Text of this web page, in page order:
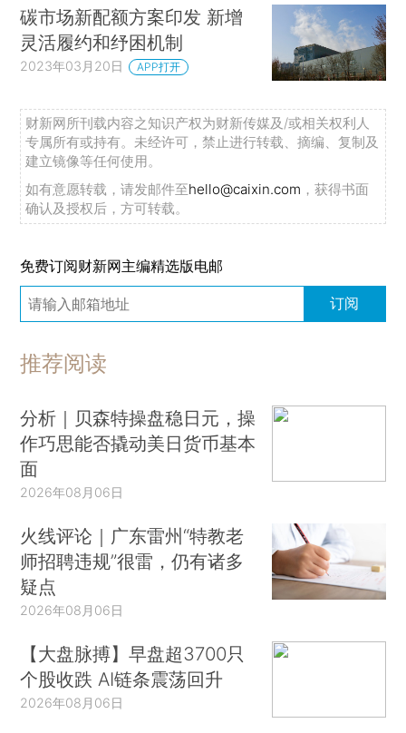
碳市场新配额方案印发 新增
灵活履约和纾困机制
2023年03月20日 APP打开
财新网所刊载内容之知识产权为财新传媒及/或相关权利人
专属所有或持有。未经许可，禁止进行转载、摘编、复制及
建立镜像等任何使用。
如有意愿转载，请发邮件至hello@caixin.com ，获得书面
确认及授权后，方可转载。
免费订阅财新网主编精选版电邮
订阅
推荐阅读
分析｜贝森特操盘稳日元，操
作巧思能否撬动美日货币基本
面
2026年08月06日
火线评论｜广东雷州“特教老
师招聘违规”很雷，仍有诸多
疑点
2026年08月06日
【大盘脉搏】早盘超3700只
个股收跌 AI链条震荡回升
2026年08月06日